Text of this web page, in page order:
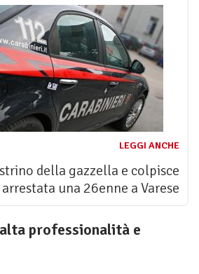
LEGGI ANCHE
della gazzella e colpisce
una 26enne a Varese
professionalità e